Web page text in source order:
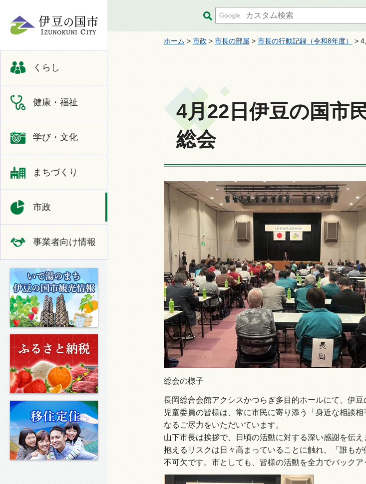
くらし
健康・福祉
学び・文化
まちづくり
市政
事業者向け情報
いで湯のまち 伊豆の国市の観光情報
ホーム > 市政 > 市長の部屋 > 市長の行動記録（令和8年度）
> 4
4月22日伊豆の国市
総会
総会の様子
長岡総合会館アクシスかつらぎ多目的ホールにて、伊
児童委員の皆様は、常に市民に寄り添う「身近な相談
なるご尽力をいただいています。
山下市長は挨拶で、日頃の活動に対する深い感謝を伝
抱えるリスクは日々高まっていることに触れ、「誰も
不可欠です。市としても、皆様の活動を全力でバックア